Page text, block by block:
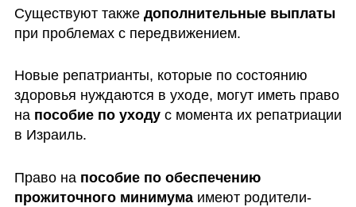
Существуют также дополнительные выплаты
при проблемах с передвижением.
Новые репатрианты, которые по состоянию
здоровья нуждаются в уходе, могут иметь право
на пособие по уходу с момента их репатриации
в Израиль.
Право на пособие по обеспечению
прожиточного минимума имеют родители-